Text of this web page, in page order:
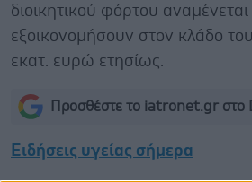
διοικητικού φόρτου αναμένεται
εξοικονομήσουν στον κλάδο
εκατ. ευρώ ετησίως.
Προσθέστε το iatronet.gr στο
Ειδήσεις υγείας σήμερα